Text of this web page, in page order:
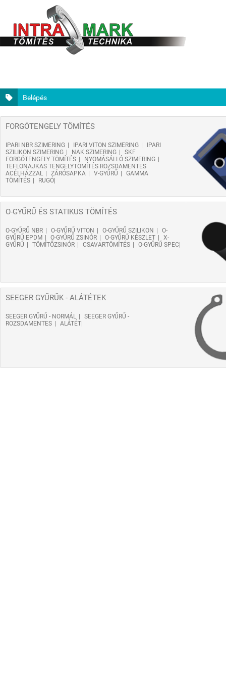
Belépés
FORGÓTENGELY TÖMÍTÉS
IPARI NBR SZIMERING IPARI VITON SZIMERING
IPARI
SZILIKON SZIMERING
NAK SZIMERING
SKF
FORGÓTENGELY TÖMÍTÉS
NYOMÁSÁLLÓ SZIMERING
TEFLONAJKAS TENGELYTÖMÍTÉS ROZSDAMENTES
ACÉLHÁZZAL
ZÁRÓSAPKA V-GYŰRŰ
GAMMA
TÖMÍTÉS
RUGÓ
O-GYŰRŰ ÉS STATIKUS TÖMÍTÉS
O-GYŰRŰ NBR O-GYŰRŰ VITON O-GYŰRŰ SZILIKON
O-
GYŰRŰ EPDM
O-GYŰRŰ ZSINÓR O-GYŰRŰ KÉSZLET
X-
GYŰRŰ
TÖMÍTŐZSINÓR CSAVARTÖMÍTÉS O-GYŰRŰ SPEC
SEEGER GYŰRŰK - ALÁTÉTEK
SEEGER GYŰRŰ - NORMÁL
SEEGER GYŰRŰ -
ROZSDAMENTES
ALÁTÉT